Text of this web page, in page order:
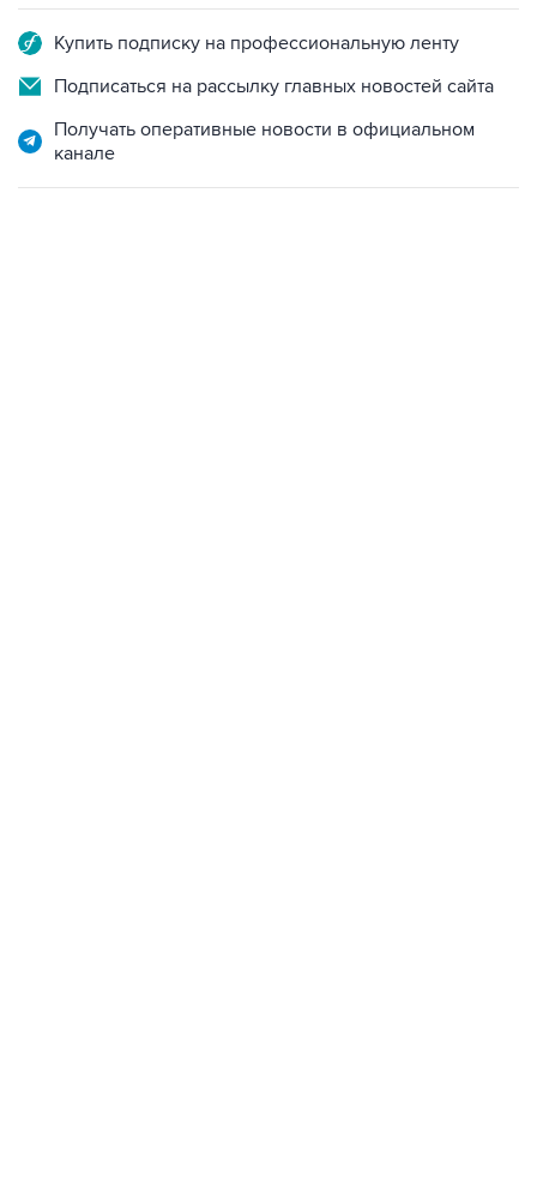
Подписаться на рассылку главных новостей сайта
Получать оперативные новости в официальном